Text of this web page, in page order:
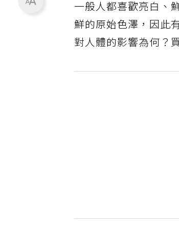
一般人都喜歡亮白、
鮮的原始色澤，因此
對人體的影響為何？